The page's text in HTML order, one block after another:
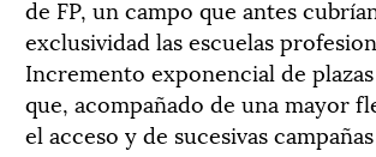
de FP, un campo que antes
exclusividad las escuelas
Incremento exponencial de
que, acompañado de una mayor
el acceso y de sucesivas